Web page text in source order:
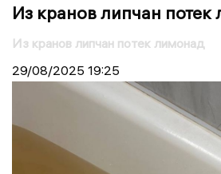
Из кранов липчан
Из кранов липчан потек лимонад
29/08/2025 19:25